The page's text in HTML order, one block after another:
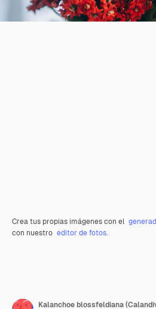
Crea tus propias imágenes con el
con nuestro editor de fotos.